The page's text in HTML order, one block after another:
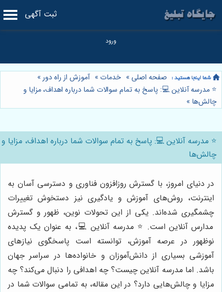
ثبت آگهی
صفحه اصلی » خدمات » آموزش از راه دور»
⭐️ مدرسه آنلاین 💻: پاسخ به تمام سوالات شما درباره اهداف، مزایا و
چالش‌ها »
⭐️ مدرسه آنلاین 💻: پاسخ به تمام سوالات شما درباره اهداف، مزایا و
چالش‌ها
در دنیای امروز، با گسترش روزافزون فناوری و دسترسی آسان به
اینترنت، روش‌های آموزش و یادگیری نیز دستخوش تغییرات
چشمگیری شده‌اند. یکی از این تحولات نوین، ظهور و گسترش
مدارس آنلاین است. ⭐️ مدرسه آنلاین 💻، به عنوان یک پدیده
نوظهور در عرصه آموزش، توانسته است پاسخگوی نیازهای
آموزشی بسیاری از دانش‌آموزان و خانواده‌ها در سراسر جهان
باشد. اما مدرسه آنلاین چیست؟ چه اهدافی را دنبال می‌کند؟ چه
مزایا و چالش‌هایی دارد؟ در این مقاله، به تمامی سوالات شما در